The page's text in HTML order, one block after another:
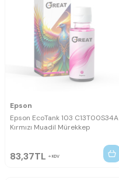
Epson
Epson EcoTank 103 C13T00S34A
Kırmızı Muadil Mürekkep
83,37TL KDV